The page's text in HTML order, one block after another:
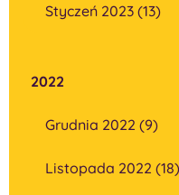
Styczeń 2023 (13)
2022
Grudnia 2022 (9)
Listopada 2022 (18)